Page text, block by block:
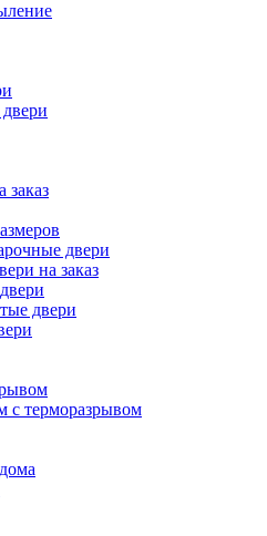
заказ
двери
на заказ
двери
с терморазрывом